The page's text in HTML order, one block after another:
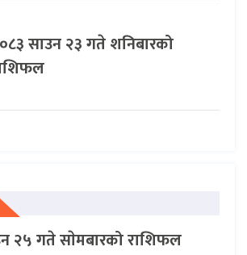
साउन २३ गते शनिबारको
२५ गते साेमबारको राशिफल